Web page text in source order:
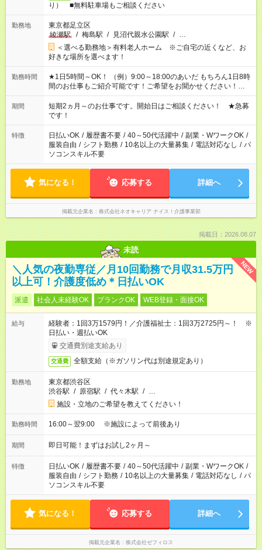
り） ■無料駐車場もご相談ください
勤務地
東京都足立区
綾瀬駅
/ 梅島駅 / 見沼代親水公園駅 / …
＜選べる勤務地＞有料老人ホーム ※ご自宅の近くなど、お
好きな場所を選べます！
勤務時間
★1日5時間～OK！ （例）9:00～18:00のあいだ もちろん1日8時
間のお仕事もご紹介可能です！ご希望をお聞かせください！★家
庭の都合でお休みが必要な場合も遠慮なくご相談ください。 ※
週最低15時間以上の勤務が必要です
期間
短期2ヵ月～のお仕事です。開始日はご相談ください！ ★急募
です！
特徴 日払いOK / 履歴書不要 / 40～50代活躍中 / 副業・WワークOK /
服装自由 / シフト勤務 / 10名以上の大量募集 / 電話対応なし / パ
ソコンスキル不要
気になる！ 応募する 詳細へ
掲載元企業名 株式会社ネオキャリア ナイス！介護事業部
掲載日：2026.08.07
未読
NEW
＼人気の夜勤専従／月10回勤務で月収31.5万円
以上可！介護度低め＊日払いOK
派遣 社会人未経験OK ブランクOK WEB登録・面接OK
給与
経験者：1回3万1579円！／介護福祉士：1回3万2725円～！ ※
日払い・週払いOK
交通費別途支給あり
交通費 全額支給（※ガソリン代は別途規定あり）
勤務地
東京都渋谷区
渋谷駅 / 原宿駅 / 代々木駅 / …
施設・立地のご希望を教えてください！
勤務時間 16:00～翌9:00 ※施設によって前後あり
期間 即日可能！まずはお試し2ヶ月～
特徴 日払いOK / 履歴書不要 / 40～50代活躍中 / 副業・WワークOK /
服装自由 / シフト勤務 / 10名以上の大量募集 / 電話対応なし / パ
ソコンスキル不要
気になる！ 応募する 詳細へ
掲載元企業名 株式会社ゼフィロス